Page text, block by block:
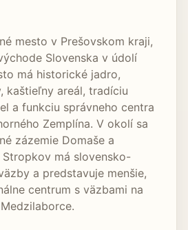
mesto v Prešovskom kraji,
Slovenska v údolí
má historické jadro,
kaštieľny areál, tradíciu
a funkciu správneho centra
Zemplína. V okolí sa
zázemie Domaše a
má slovensko-
a predstavuje menšie,
centrum s väzbami na